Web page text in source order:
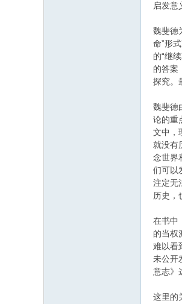
启发意
魏斐德
命”形
的“继
的答案
探究。
魏斐德
论的重
文中，
就没有
念世界
们可以
注定无
历史，
在书中
的当权
难以看
未公开
意志》
这里的